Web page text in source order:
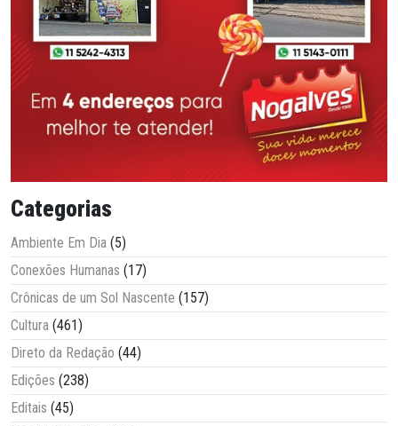
Categorias
Ambiente Em Dia (5)
Conexões Humanas (17)
Crônicas de um Sol Nascente (157)
Cultura (461)
Direto da Redação (44)
Edições (238)
Editais (45)